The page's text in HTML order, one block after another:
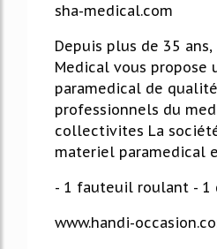
sha-medical.com
Depuis plus de 35
Medical vous propose
paramedical de
professionnels du
collectivites La
materiel paramedical
- 1 fauteuil roulant - 1
www.handi-